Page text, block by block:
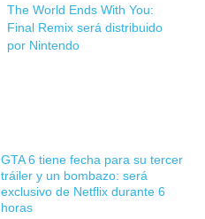
The World Ends With You:
Final Remix será distribuido
por Nintendo
GTA 6 tiene fecha para su tercer
tráiler y un bombazo: será
exclusivo de Netflix durante 6
horas